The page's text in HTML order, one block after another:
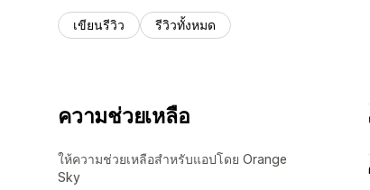
เขียนรีวิว รีวิวทั้งหมด
ความช่วยเหลือ
ให้ความช่วยเหลือสำหรับแอปโดย Orange
Sky